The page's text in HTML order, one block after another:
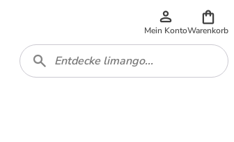
Mein KontoWarenkorb